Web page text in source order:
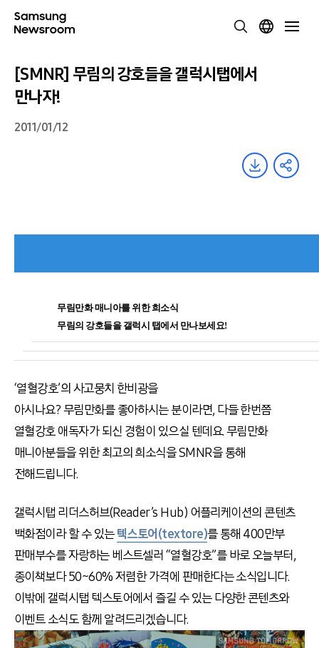
[SMNR] 무림의 강호들을 갤럭시탭에서
만나자!
2011/01/12
무림만화 매니아를 위한 희소식
무림의 강호들을 갤럭시 탭에서 만나보세요!
‘열혈강호’의 사고뭉치 한비광을
아시나요? 무림만화를 좋아하시는 분이라면, 다들 한번쯤
열혈강호 애독자가 되신 경험이 있으실 텐데요. 무림만화
매니아분들을 위한 최고의 희소식을 SMNR을 통해
전해드립니다.
갤럭시탭 리더스허브(Reader’s Hub) 어플리케이션의 콘텐츠
백화점이라 할 수 있는텍스토어(textore)를 통해 400만부
판매부수를 자랑하는 베스트셀러 “열혈강호”를 바로 오늘부터,
종이책보다 50~60% 저렴한 가격에 판매한다는 소식입니다.
이밖에 갤럭시탭 텍스토어에서 즐길 수 있는 다양한 콘텐츠와
이벤트 소식도 함께 알려드리겠습니다.